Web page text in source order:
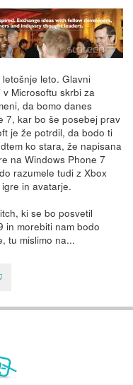
leto. Glavni
Microsoftu skrbi za
da bomo danes
7, kar bo še posebej prav
je že potrdil, da bodo ti
ko stara, že napisana
na Windows Phone 7
razumele tudi z Xbox
in avatarje.
ki se bo posvetil
in morebiti nam bodo
tu mislimo na...